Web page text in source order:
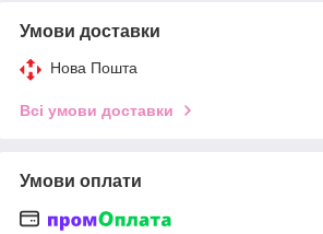
Умови доставки
Нова Пошта
Всі умови доставки
Умови оплати